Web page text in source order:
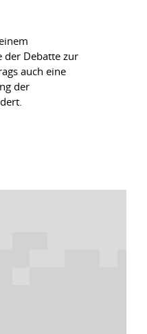
der Debatte zur
auch eine
der